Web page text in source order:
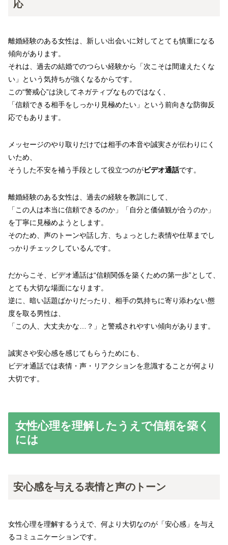
応
離婚経験のある女性は、新しい出会いに対してとても慎重になる
傾向があります。
それは、過去の結婚でのつらい経験から「次こそは間違えたくな
い」という気持ちが強くなるからです。
この“警戒心”は決してネガティブなものではなく、
「信頼できる相手をしっかり見極めたい」という前向きな防御反
応でもあります。
メッセージのやり取りだけでは相手の本音や誠実さが伝わりにく
いため、
そうした不安を補う手段として役立つのがビデオ通話です。
離婚経験のある女性は、過去の経験を教訓にして、
「この人は本当に信頼できるのか」「自分と価値観が合うのか」
を丁寧に見極めようとします。
そのため、声のトーンや話し方、ちょっとした表情や仕草までし
っかりチェックしているんです。
だからこそ、ビデオ通話は“信頼関係を築くための第一歩”として、
とても大切な場面になります。
逆に、暗い話題ばかりだったり、相手の気持ちに寄り添わない態
度を取る男性は、
「この人、大丈夫かな…？」と警戒されやすい傾向があります。
誠実さや安心感を感じてもらうためにも、
ビデオ通話では表情・声・リアクションを意識することが何より
大切です。
女性心理を理解したうえで信頼を築く
には
安心感を与える表情と声のトーン
女性心理を理解するうえで、何より大切なのが「安心感」を与え
るコミュニケーションです。